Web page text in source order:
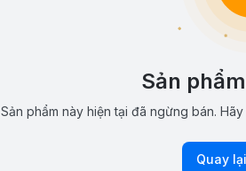
Sản
Sản phẩm này hiện tại đã ngừng bán.
Quay